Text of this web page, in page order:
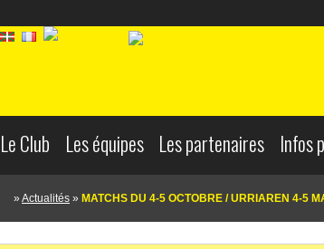
Aller au contenu principal
Le Club Les équipes Les partenaires Infos
» Actualités » MATCHS DU 4-5 OCTOBRE / URRIAREN 4-5